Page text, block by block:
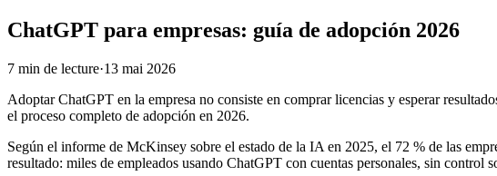
ChatGPT para empresas: guía de adopción 2026
7 min de lecture·13 mai 2026
Adoptar ChatGPT en la empresa no consiste en comprar licencias y esperar
el proceso completo de adopción en 2026.
Según el informe de McKinsey sobre el estado de la IA en 2025, el 72 % de las
resultado: miles de empleados usando ChatGPT con cuentas personales, sin